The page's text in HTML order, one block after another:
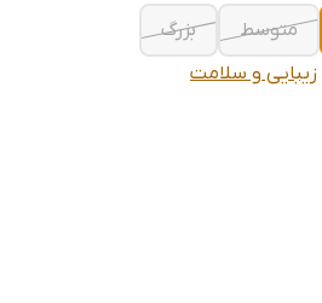
متوسط
بزرگ
زیبایی و سلامت